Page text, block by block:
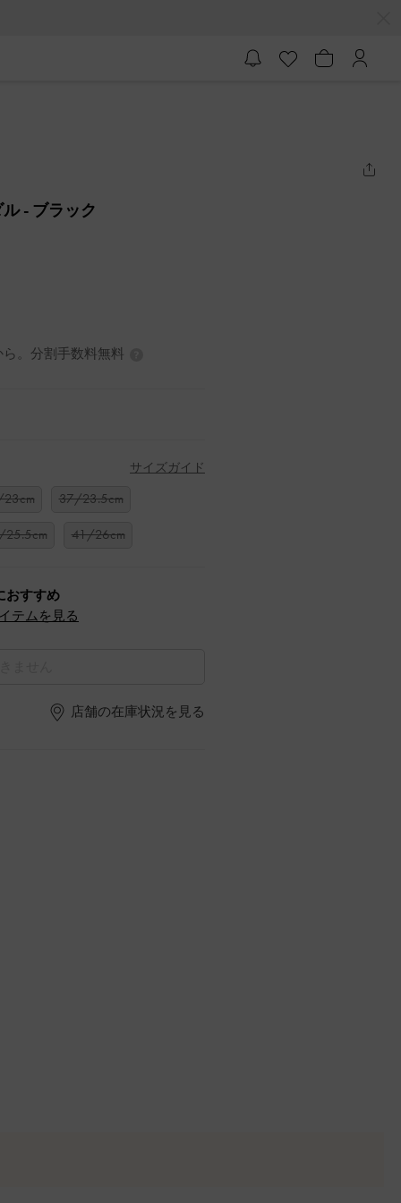
ル- ブラック
。分割手数料無料
サイズガイド
37/23.5cm
41/26cm
おすすめ
テムを見る
店舗の在庫状況を見る